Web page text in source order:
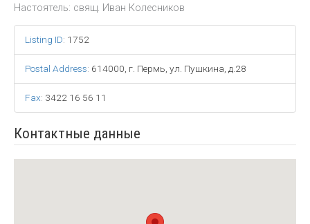
Настоятель: свящ. Иван Колесников
Listing ID: 1752
Postal Address: 614000, г. Пермь, ул. Пушкина, д.28
Fax: 3422 16 56 11
Контактные данные